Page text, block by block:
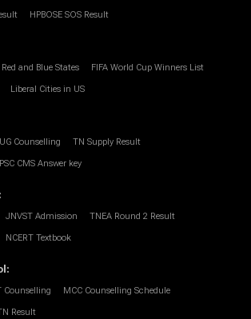
HPBOSE SOS Result
Red and Blue States FIFA World Cup Winners List
Liberal Cities in US
Counselling TN Supply Result
CMS Answer key
:
JNVST Admission TNEA Round 2 Result
NCERT Textbook
:
Counselling MCC Counselling Schedule
Result